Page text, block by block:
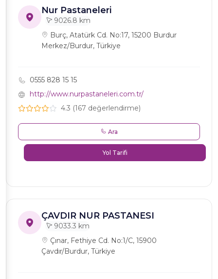
Nur Pastaneleri
9026.8 km
Burç, Atatürk Cd. No:17, 15200 Burdur
Merkez/Burdur, Türkiye
0555 828 15 15
http://www.nurpastaneleri.com.tr/
4.3 (167 değerlendirme)
Ara
Yol Tarifi
ÇAVDIR NUR PASTANESI
9033.3 km
Çınar, Fethiye Cd. No:1/C, 15900
Çavdır/Burdur, Türkiye